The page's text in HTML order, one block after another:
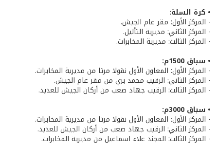
• كرة السلة:
- المركز الأول: مقر عام الجيش.
- المركز الثاني: مديرية التأليل.
- المركز الثالث: مديرية المخابرات.
• سباق 1500م:
- المركز الأول: المعاون الأول نقولا مرتا من مديرية المخابرات.
- المركز الثاني: الرقيب محمد بري من مقر عام الجيش.
- المركز الثالث: الرقيب جهاد صعب من أركان الجيش للعديد.
• سباق 3000م:
- المركز الأول: المعاون الأول نقولا مرتا من مديرية المخابرات.
- المركز الثاني: الرقيب جهاد صعب من أركان الجيش للعديد.
- المركز الثالث: المجند علاء اسماعيل من مديرية المخابرات.